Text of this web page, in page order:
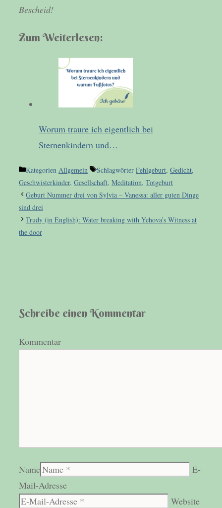
Bescheid!
Zum Weiterlesen:
Worum traure ich eigentlich bei
Sternenkindern und…
Kategorien Allgemein Schlagwörter Fehlgeburt, Gedicht,
Geschwisterkinder, Gesellschaft, Meditation, Totgeburt
Geburt Nummer drei von Sylvia – Vanessa: aller guten Dinge
sind drei
Trudy (in English): Water breaking with Yehova’s Witness at
the door
Schreibe einen Kommentar
Kommentar
Name
E-
Mail-Adresse
Website